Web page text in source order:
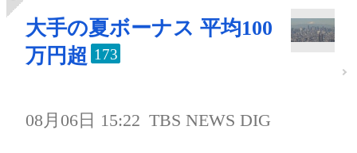
大手の夏ボーナス 平均100
万円超 173
08月06日 15:22 TBS NEWS DIG